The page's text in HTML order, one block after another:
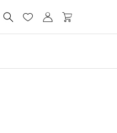
   